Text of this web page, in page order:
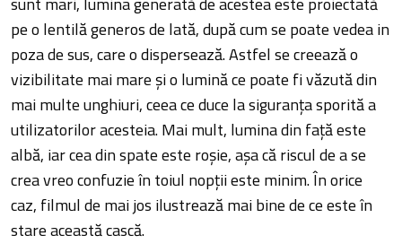
pe o lentilă generos de lată, după cum se poate vedea in
poza de sus, care o dispersează. Astfel se creează o
vizibilitate mai mare și o lumină ce poate fi văzută din
mai multe unghiuri, ceea ce duce la siguranța sporită a
utilizatorilor acesteia. Mai mult, lumina din față este
albă, iar cea din spate este roșie, așa că riscul de a se
crea vreo confuzie în toiul nopții este minim. În orice
caz, filmul de mai jos ilustrează mai bine de ce este în
stare această cască.